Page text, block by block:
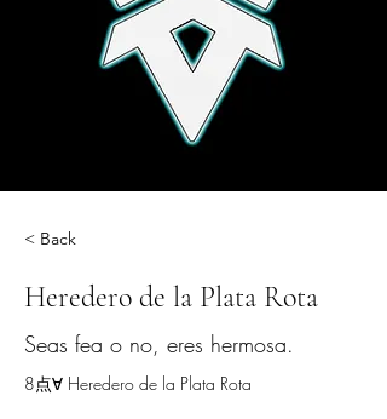
< Back
Heredero de la Plata Rota
Seas fea o no, eres hermosa.
8点∀ Heredero de la Plata Rota